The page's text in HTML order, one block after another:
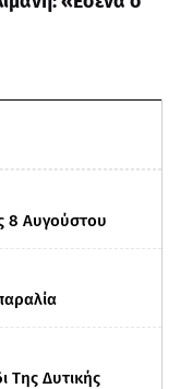
8 Αυγούστου
Της Δυτικής